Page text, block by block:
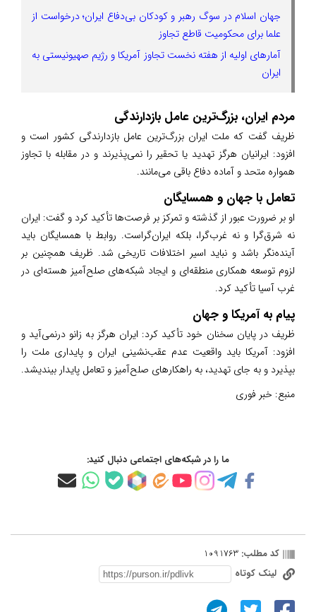
جهان اسلام در سوگ رهبر و کودکان بی‌دفاع ایران؛ درخواست از
علما برای محکومیت قاطع تجاوز
آمارهای اولیه از هفته نخست تجاوز آمریکا و رژیم صهیونیستی به
ایران
مردم ایران، بزرگ‌ترین عامل بازدارندگی
ظریف گفت که ملت ایران بزرگ‌ترین عامل بازدارندگی کشور است و
افزود: ایرانیان هرگز تهدید یا تحقیر را نمی‌پذیرند و در مقابله با تجاوز
همواره متحد و آماده دفاع باقی می‌مانند.
تعامل با جهان و همسایگان
او بر ضرورت عبور از گذشته و تمرکز بر فرصت‌ها تأکید کرد و گفت: ایران
نه شرق‌گرا و نه غرب‌گرا، بلکه ایران‌گراست. روابط با همسایگان باید
آینده‌نگر باشد و نباید اسیر اختلافات تاریخی شد. ظریف همچنین بر
لزوم توسعه همکاری منطقه‌ای و ایجاد شبکه‌های صلح‌آمیز هسته‌ای در
غرب آسیا تأکید کرد.
پیام به آمریکا و جهان
ظریف در پایان سخنان خود تأکید کرد: ایران هرگز به زانو درنمی‌آید و
افزود: آمریکا باید واقعیت عدم عقب‌نشینی ایران و پایداری ملت را
بپذیرد و به جای تهدید، به راهکارهای صلح‌آمیز و تعامل پایدار بیندیشد.
منبع: خبر فوری
ما را در شبکه‌های اجتماعی دنبال کنید:
کد مطلب: 1091763
لینک کوتاه